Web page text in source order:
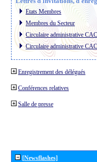
Etats Membres
Membres du Secteur
Circulaire administrative
Circulaire administrative
Enregistrement des délégués
Conférences relatives
Salle de presse
[Newsflashes]